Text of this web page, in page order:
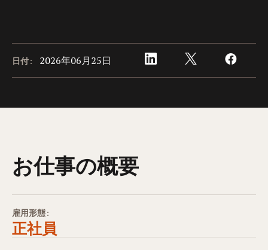
日付: 2026年06月25日
お仕事の概要
雇用形態:
正社員